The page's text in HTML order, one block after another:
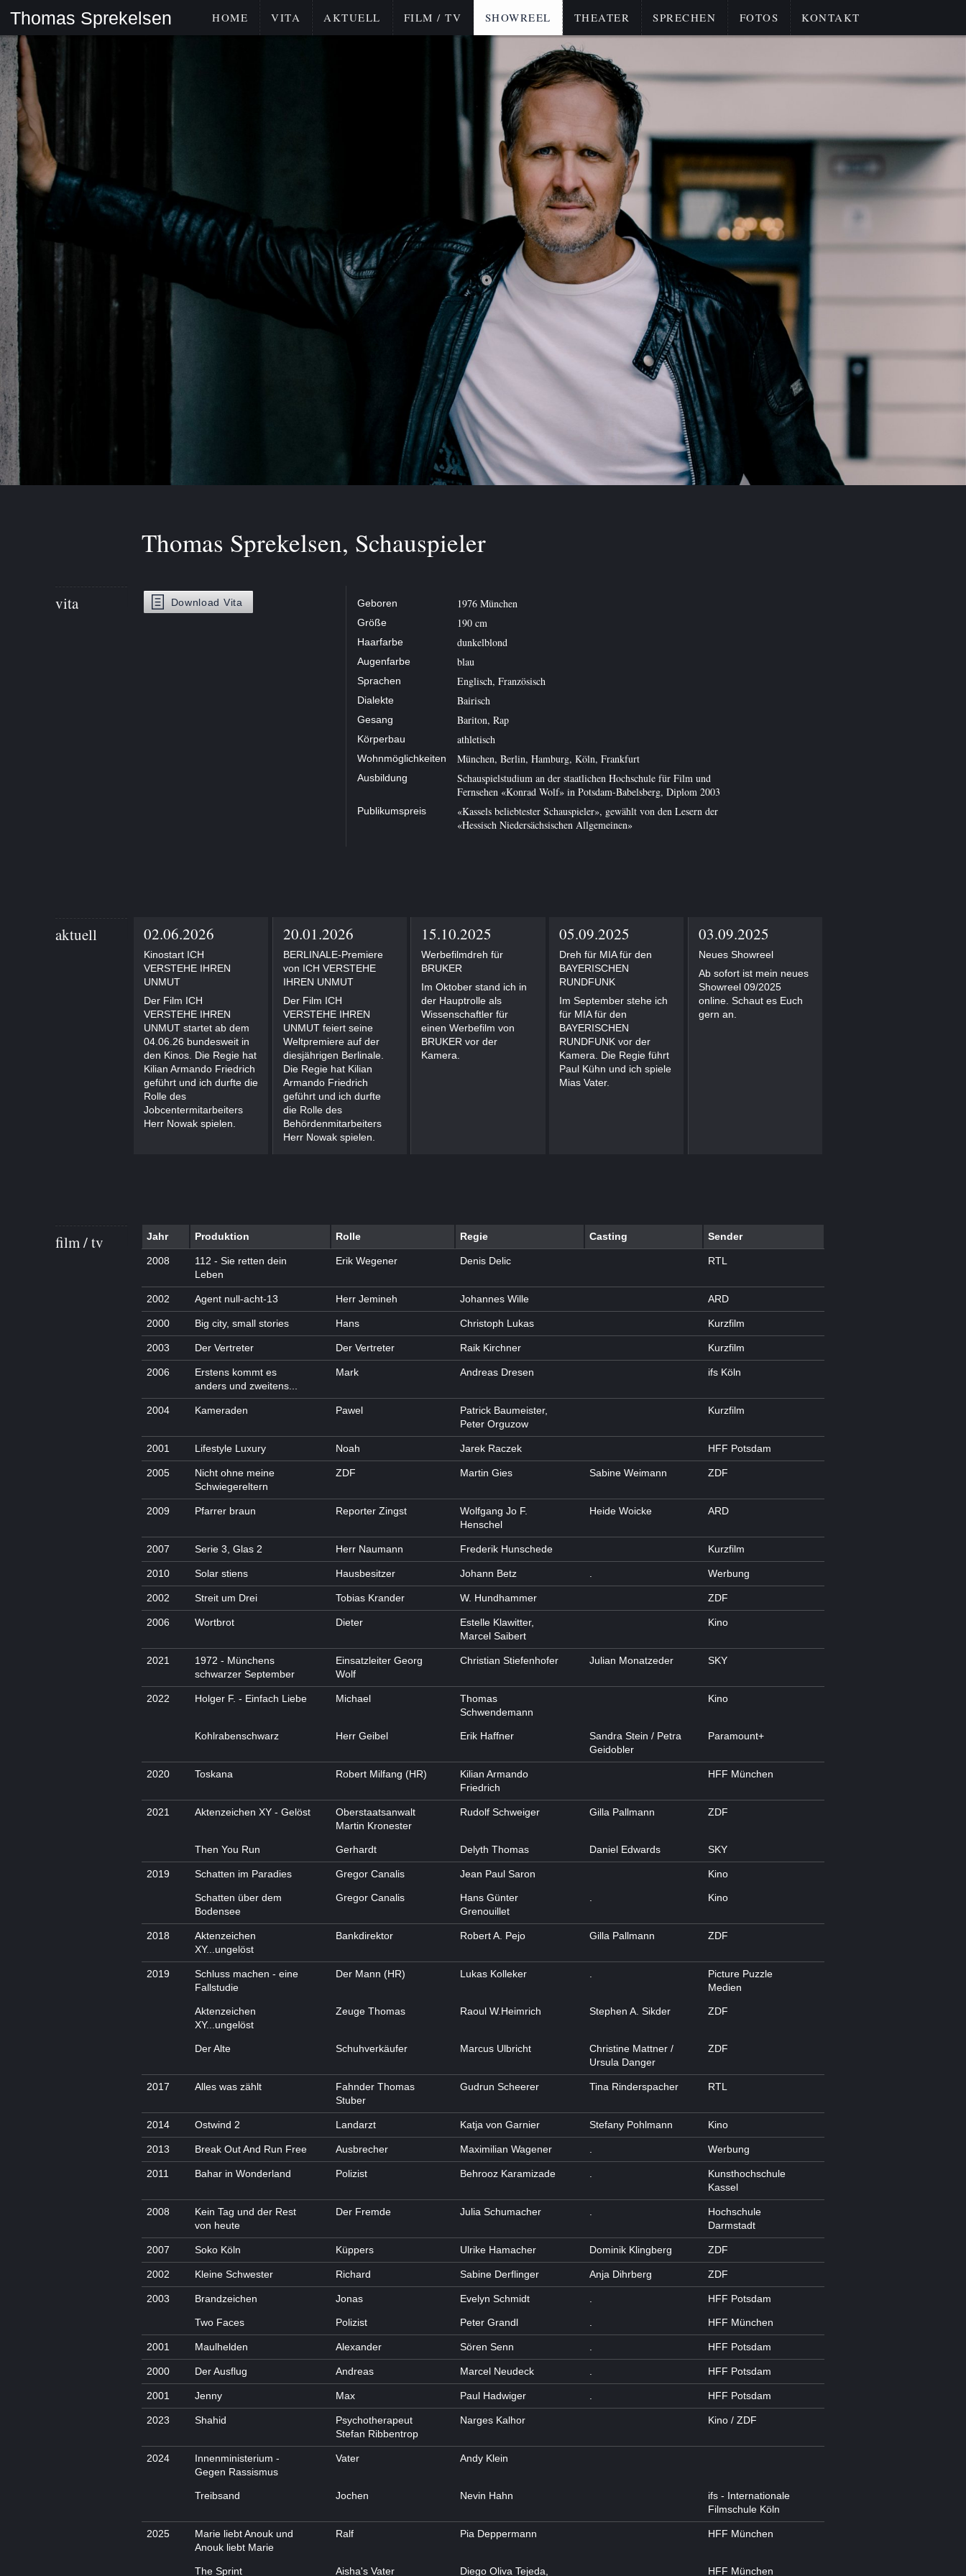
HOME VITA AKTUELL FILM / TV SHOWREEL THEATER SPRECHEN FOTOS KONTAKT
Thomas Sprekelsen
vita
Thomas Sprekelsen, Schauspieler
Download Vita Geboren 1976 München
Größe 190 cm
Haarfarbe dunkelblond
Augenfarbe blau
Sprachen Englisch, Französisch
Dialekte Bairisch
Gesang Bariton, Rap
Körperbau athletisch
Wohnmöglichkeiten München, Berlin, Hamburg, Köln, Frankfurt
Ausbildung
Schauspielstudium an der staatlichen Hochschule für Film und
Fernsehen «Konrad Wolf» in Potsdam-Babelsberg, Diplom 2003
Publikumspreis
«Kassels beliebtester Schauspieler», gewählt von den Lesern der
«Hessisch Niedersächsischen Allgemeinen»
aktuell 02.06.2026
Kinostart ICH
VERSTEHE IHREN
UNMUT
Der Film ICH
VERSTEHE IHREN
UNMUT startet ab dem
04.06.26 bundesweit in
den Kinos. Die Regie hat
Kilian Armando Friedrich
geführt und ich durfte die
Rolle des
Jobcentermitarbeiters
Herr Nowak spielen.
20.01.2026
BERLINALE-Premiere
von ICH VERSTEHE
IHREN UNMUT
Der Film ICH
VERSTEHE IHREN
UNMUT feiert seine
Weltpremiere auf der
diesjährigen Berlinale.
Die Regie hat Kilian
Armando Friedrich
geführt und ich durfte
die Rolle des
Behördenmitarbeiters
Herr Nowak spielen.
15.10.2025
Werbefilmdreh für
BRUKER
Im Oktober stand ich in
der Hauptrolle als
Wissenschaftler für
einen Werbefilm von
BRUKER vor der
Kamera.
05.09.2025
Dreh für MIA für den
BAYERISCHEN
RUNDFUNK
Im September stehe ich
für MIA für den
BAYERISCHEN
RUNDFUNK vor der
Kamera. Die Regie führt
Paul Kühn und ich spiele
Mias Vater.
03.09.2025
Neues Showreel
Ab sofort ist mein neues
Showreel 09/2025
online. Schaut es Euch
gern an.
film / tv Jahr Produktion Rolle Regie Casting Sender
2008
112 - Sie retten dein
Leben
Erik Wegener Denis Delic RTL
2002 Agent null-acht-13 Herr Jemineh Johannes Wille ARD
2000 Big city, small stories Hans Christoph Lukas Kurzfilm
2003 Der Vertreter Der Vertreter Raik Kirchner Kurzfilm
2006
Erstens kommt es
anders und zweitens...
Mark Andreas Dresen ifs Köln
2004 Kameraden Pawel
Patrick Baumeister,
Peter Orguzow
Kurzfilm
2001 Lifestyle Luxury Noah Jarek Raczek HFF Potsdam
2005
Nicht ohne meine
Schwiegereltern
ZDF Martin Gies Sabine Weimann ZDF
2009 Pfarrer braun Reporter Zingst
Wolfgang Jo F.
Henschel
Heide Woicke ARD
2007 Serie 3, Glas 2 Herr Naumann Frederik Hunschede Kurzfilm
2010 Solar stiens Hausbesitzer Johann Betz . Werbung
2002 Streit um Drei Tobias Krander W. Hundhammer ZDF
2006 Wortbrot Dieter
Estelle Klawitter,
Marcel Saibert
Kino
2021
1972 - Münchens
schwarzer September
Einsatzleiter Georg
Wolf
Christian Stiefenhofer Julian Monatzeder SKY
2022 Holger F. - Einfach Liebe Michael
Thomas
Schwendemann
Kino
Kohlrabenschwarz Herr Geibel Erik Haffner
Sandra Stein / Petra
Geidobler
Paramount+
2020 Toskana Robert Milfang (HR)
Kilian Armando
Friedrich
HFF München
2021 Aktenzeichen XY - Gelöst
Oberstaatsanwalt
Martin Kronester
Rudolf Schweiger Gilla Pallmann ZDF
Then You Run Gerhardt Delyth Thomas Daniel Edwards SKY
2019 Schatten im Paradies Gregor Canalis Jean Paul Saron Kino
Schatten über dem
Bodensee
Gregor Canalis
Hans Günter
Grenouillet
. Kino
2018
Aktenzeichen
XY...ungelöst
Bankdirektor Robert A. Pejo Gilla Pallmann ZDF
2019
Schluss machen - eine
Fallstudie
Der Mann (HR) Lukas Kolleker .
Picture Puzzle
Medien
Aktenzeichen
XY...ungelöst
Zeuge Thomas Raoul W.Heimrich Stephen A. Sikder ZDF
Der Alte Schuhverkäufer Marcus Ulbricht
Christine Mattner /
Ursula Danger
ZDF
2017 Alles was zählt
Fahnder Thomas
Stuber
Gudrun Scheerer Tina Rinderspacher RTL
2014 Ostwind 2 Landarzt Katja von Garnier Stefany Pohlmann Kino
2013 Break Out And Run Free Ausbrecher Maximilian Wagener . Werbung
2011 Bahar in Wonderland Polizist Behrooz Karamizade .
Kunsthochschule
Kassel
2008
Kein Tag und der Rest
von heute
Der Fremde Julia Schumacher .
Hochschule
Darmstadt
2007 Soko Köln Küppers Ulrike Hamacher Dominik Klingberg ZDF
2002 Kleine Schwester Richard Sabine Derflinger Anja Dihrberg ZDF
2003 Brandzeichen Jonas Evelyn Schmidt . HFF Potsdam
Two Faces Polizist Peter Grandl . HFF München
2001 Maulhelden Alexander Sören Senn . HFF Potsdam
2000 Der Ausflug Andreas Marcel Neudeck . HFF Potsdam
2001 Jenny Max Paul Hadwiger . HFF Potsdam
2023 Shahid
Psychotherapeut
Stefan Ribbentrop
Narges Kalhor Kino / ZDF
2024
Innenministerium -
Gegen Rassismus
Vater Andy Klein
Treibsand Jochen Nevin Hahn
ifs - Internationale
Filmschule Köln
2025
Marie liebt Anouk und
Anouk liebt Marie
Ralf Pia Deppermann HFF München
The Sprint Aisha's Vater Diego Oliva Tejeda, HFF München